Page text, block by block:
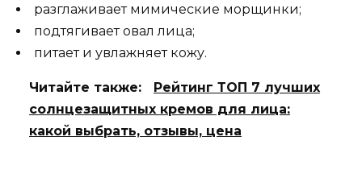
разглаживает мимические морщинки;
подтягивает овал лица;
питает и увлажняет кожу.
Читайте также:
Рейтинг ТОП 7 лучших
солнцезащитных кремов для лица:
какой выбрать, отзывы, цена